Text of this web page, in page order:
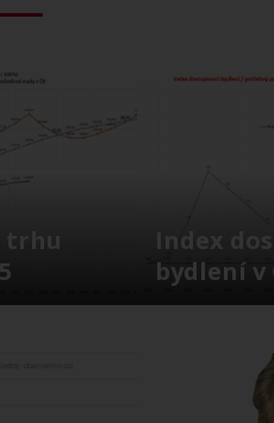
Index
bydlení v